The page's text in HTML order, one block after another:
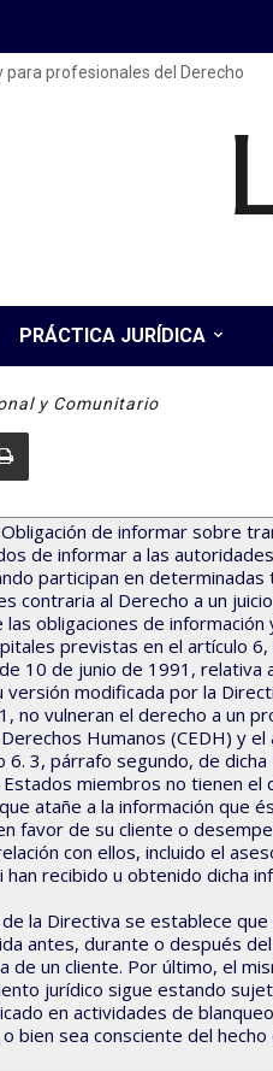
para profesionales del Derecho
PRÁCTICA JURÍDICA
y Comunitario
de informar sobre
de informar a las
participan en
contraria al Derecho a un
las obligaciones de
previstas en el artículo
10 de junio de 1991, relativa
versión modificada por la
no vulneran el derecho a un
Humanos (CEDH) y
3, párrafo segundo, de
miembros no tienen
atañe a la información que
favor de su cliente o
con ellos, incluido el
recibido u obtenido dicha
la Directiva se establece
antes, durante o después
de un cliente. Por último, el
jurídico sigue estando
en actividades de
bien sea consciente del